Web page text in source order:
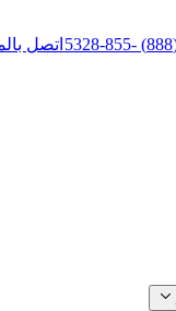
اتصل